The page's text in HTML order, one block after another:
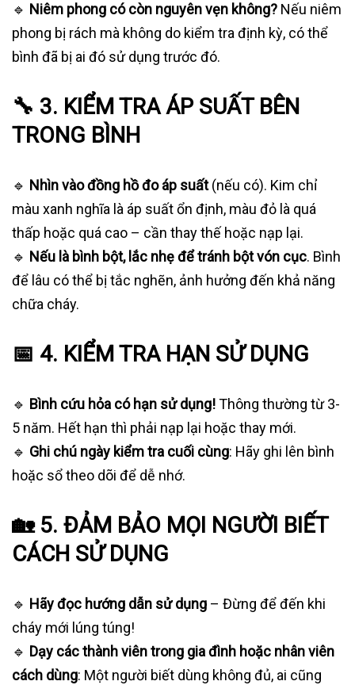
🔹 Niêm phong có còn nguyên vẹn không? Nếu niêm
phong bị rách mà không do kiểm tra định kỳ, có thể
bình đã bị ai đó sử dụng trước đó.
🔧 3. KIỂM TRA ÁP SUẤT BÊN
TRONG BÌNH
🔹 Nhìn vào đồng hồ đo áp suất(nếu có). Kim chỉ
màu xanh nghĩa là áp suất ổn định, màu đỏ là quá
thấp hoặc quá cao – cần thay thế hoặc nạp lại.
🔹 Nếu là bình bột, lắc nhẹ để tránh bột vón cục. Bình
để lâu có thể bị tắc nghẽn, ảnh hưởng đến khả năng
chữa cháy.
📅 4. KIỂM TRA HẠN SỬ DỤNG
🔹 Bình cứu hỏa có hạn sử dụng!Thông thường từ 3-
5 năm. Hết hạn thì phải nạp lại hoặc thay mới.
🔹 Ghi chú ngày kiểm tra cuối cùng: Hãy ghi lên bình
hoặc sổ theo dõi để dễ nhớ.
🏡 5. ĐẢM BẢO MỌI NGƯỜI BIẾT
CÁCH SỬ DỤNG
🔹 Hãy đọc hướng dẫn sử dụng – Đừng để đến khi
cháy mới lúng túng!
🔹 Dạy các thành viên trong gia đình hoặc nhân viên
cách dùng: Một người biết dùng không đủ, ai cũng